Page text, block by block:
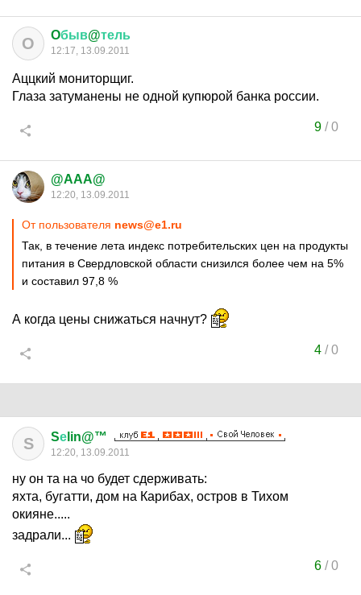
O Oбыв@тель
12:17, 13.09.2011
Аццкий мониторщиг.
Глаза затуманены не одной купюрой банка россии.
9/0
@AAA@
12:20, 13.09.2011
От пользователя news@e1.ru
Так, в течение лета индекс потребительских цен на продукты
питания в Свердловской области снизился более чем на 5%
и составил 97,8 %
А когда цены снижаться начнут?
4/0
S Sе lin@™
12:20, 13.09.2011
ну он та на чо будет сдерживать:
яхта, бугатти, дом на Карибах, остров в Тихом
окияне.....
задрали...
6/0